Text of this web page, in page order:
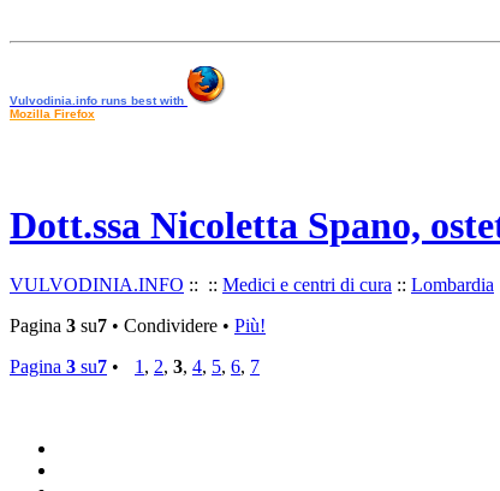
Mozilla Firefox
Mozilla Firefox
Dott.ssa Nicoletta Spano,
VULVODINIA.INFO :: :: Medici e centri di cura :: Lombardia
Pagina 3 su7 • Condividere • Più!
Pagina 3 su7 • 1 , 2, 3, 4, 5, 6, 7